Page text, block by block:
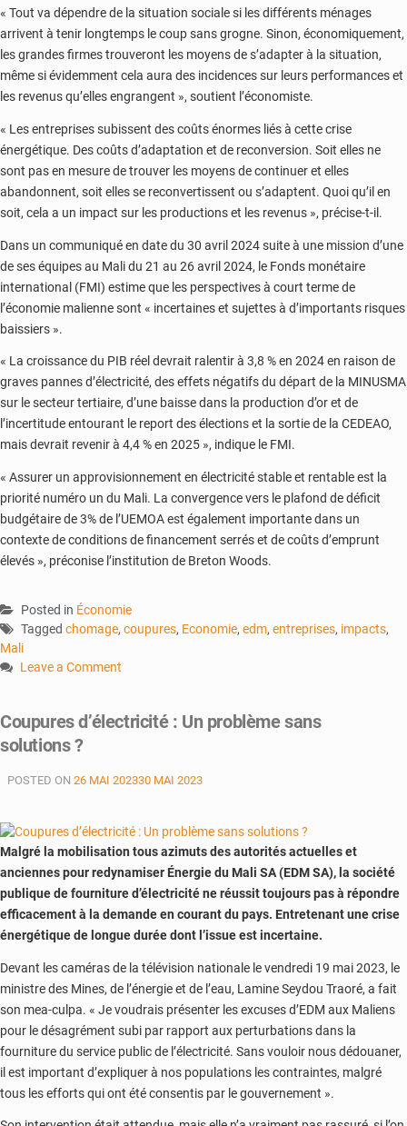
« Tout va dépendre de la situation sociale si les différents ménages
arrivent à tenir longtemps le coup sans grogne. Sinon, économiquement,
les grandes firmes trouveront les moyens de s’adapter à la situation,
même si évidemment cela aura des incidences sur leurs performances et
les revenus qu’elles engrangent », soutient l’économiste.
« Les entreprises subissent des coûts énormes liés à cette crise
énergétique. Des coûts d’adaptation et de reconversion. Soit elles ne
sont pas en mesure de trouver les moyens de continuer et elles
abandonnent, soit elles se reconvertissent ou s’adaptent. Quoi qu’il en
soit, cela a un impact sur les productions et les revenus », précise-t-il.
Dans un communiqué en date du 30 avril 2024 suite à une mission d’une
de ses équipes au Mali du 21 au 26 avril 2024, le Fonds monétaire
international (FMI) estime que les perspectives à court terme de
l’économie malienne sont « incertaines et sujettes à d’importants risques
baissiers ».
« La croissance du PIB réel devrait ralentir à 3,8 % en 2024 en raison de
graves pannes d’électricité, des effets négatifs du départ de la MINUSMA
sur le secteur tertiaire, d’une baisse dans la production d’or et de
l’incertitude entourant le report des élections et la sortie de la CEDEAO,
mais devrait revenir à 4,4 % en 2025 », indique le FMI.
« Assurer un approvisionnement en électricité stable et rentable est la
priorité numéro un du Mali. La convergence vers le plafond de déficit
budgétaire de 3% de l’UEMOA est également importante dans un
contexte de conditions de financement serrés et de coûts d’emprunt
élevés », préconise l’institution de Breton Woods.
Posted in Économie
Tagged chomage, coupures, Economie, edm, entreprises, impacts,
Mali
Leave a Comment
énergétique
au
:
circuit
économique
Coupures d’électricité : Un problème sans
solutions ?
POSTED ON 26 MAI 202330 MAI 2023
Malgré la mobilisation tous azimuts des autorités actuelles et
anciennes pour redynamiser Énergie du Mali SA (EDM SA), la société
publique de fourniture d’électricité ne réussit toujours pas à répondre
efficacement à la demande en courant du pays. Entretenant une crise
énergétique de longue durée dont l’issue est incertaine.
Devant les caméras de la télévision nationale le vendredi 19 mai 2023, le
ministre des Mines, de l’énergie et de l’eau, Lamine Seydou Traoré, a fait
son mea-culpa. « Je voudrais présenter les excuses d’EDM aux Maliens
pour le désagrément subi par rapport aux perturbations dans la
fourniture du service public de l’électricité. Sans vouloir nous dédouaner,
il est important d’expliquer à nos populations les contraintes, malgré
tous les efforts qui ont été consentis par le gouvernement ».